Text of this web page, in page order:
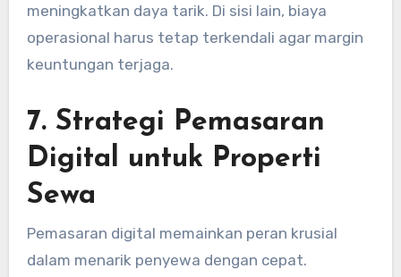
meningkatkan daya tarik. Di sisi lain, biaya
operasional harus tetap terkendali agar margin
keuntungan terjaga.
7. Strategi Pemasaran
Digital untuk Properti
Sewa
Pemasaran digital memainkan peran krusial
dalam menarik penyewa dengan cepat.